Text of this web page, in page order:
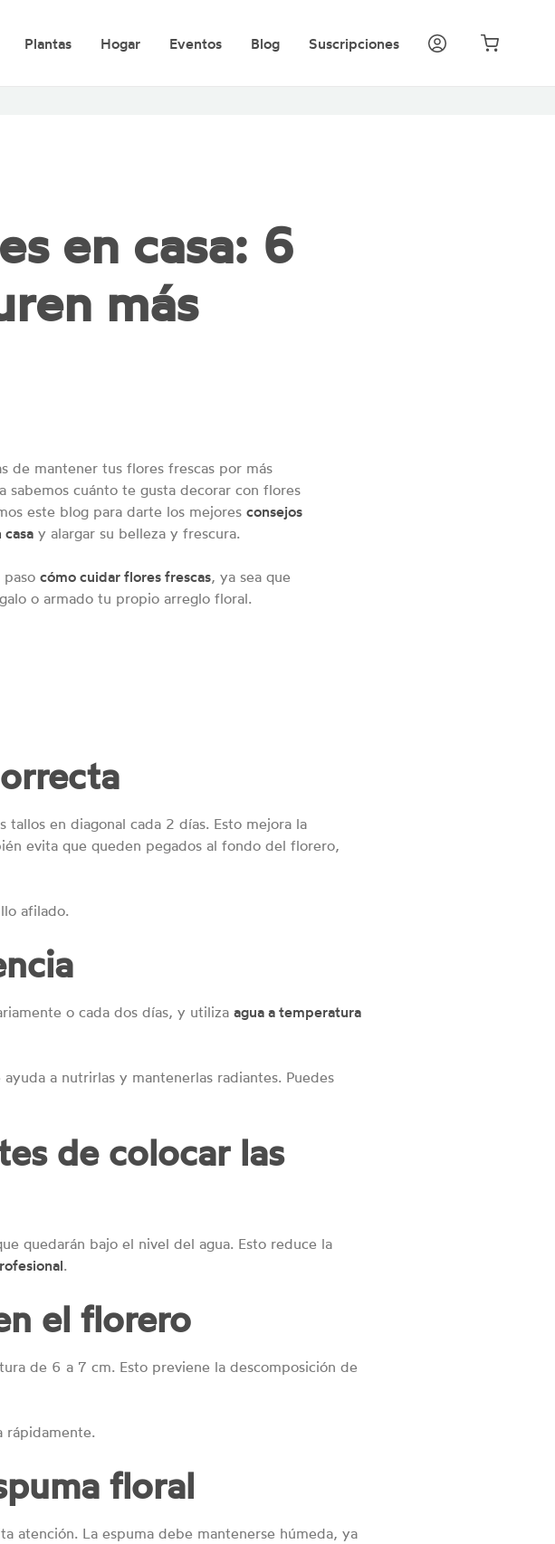
Plantas Hogar Eventos Blog Suscripciones
en casa: 6
más
de mantener tus flores frescas por más
sabemos cuánto te gusta decorar con flores
este blog para darte los mejoresconsejos
y alargar su belleza y frescura.
pasocómo cuidar flores frescas, ya sea que
o armado tu propio arreglo floral.
en diagonal cada 2 días. Esto mejora la
evita que queden pegados al fondo del florero,
afilado.
o cada dos días, y utiliza agua a temperatura
a nutrirlas y mantenerlas radiantes. Puedes
de colocar las
quedarán bajo el nivel del agua. Esto reduce la
.
el florero
de 6 a 7 cm. Esto previene la descomposición de
rápidamente.
floral
atención. La espuma debe mantenerse húmeda, ya